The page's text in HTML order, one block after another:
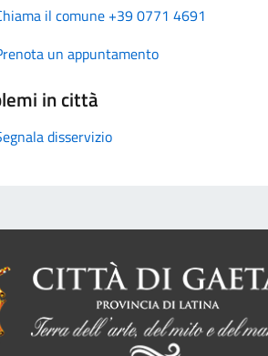
il comune +39 0771 4691
un appuntamento
in città
disservizio